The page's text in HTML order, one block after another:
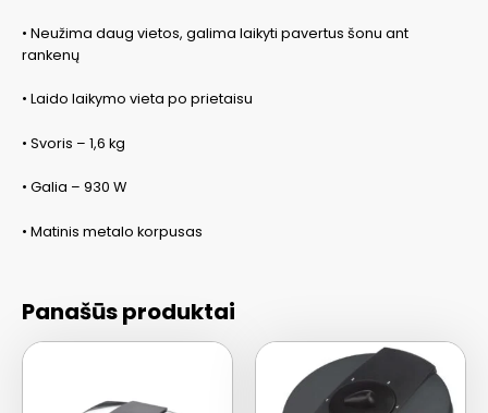
• Neužima daug vietos, galima laikyti pavertus šonu ant
rankenų
• Laido laikymo vieta po prietaisu
• Svoris – 1,6 kg
• Galia – 930 W
• Matinis metalo korpusas
Panašūs produktai